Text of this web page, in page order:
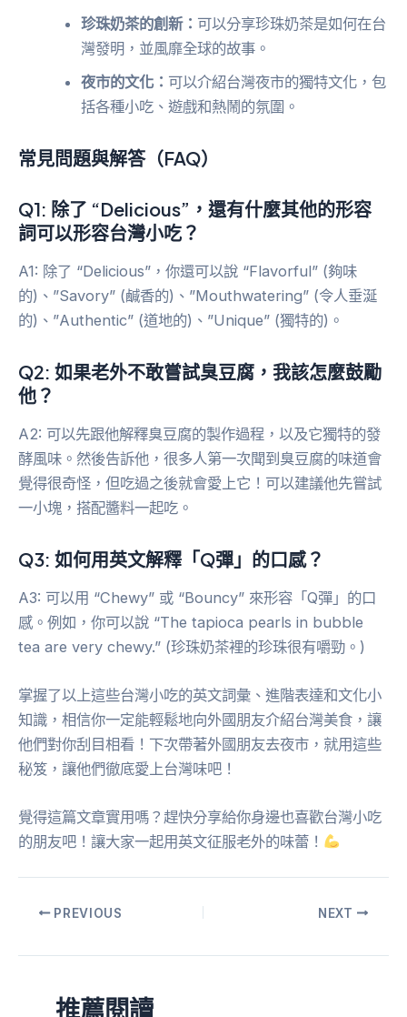
珍珠奶茶的創新： 可以分享珍珠奶茶是如何在台
灣發明，並風靡全球的故事。
夜市的文化： 可以介紹台灣夜市的獨特文化，包
括各種小吃、遊戲和熱鬧的氛圍。
常見問題與解答（FAQ）
Q1: 除了 “Delicious”，還有什麼其他的形容
詞可以形容台灣小吃？
A1: 除了 “Delicious”，你還可以說 “Flavorful” (夠味
的)、”Savory” (鹹香的)、”Mouthwatering” (令人垂涎
的)、”Authentic” (道地的)、”Unique” (獨特的)。
Q2: 如果老外不敢嘗試臭豆腐，我該怎麼鼓勵
他？
A2: 可以先跟他解釋臭豆腐的製作過程，以及它獨特的發
酵風味。然後告訴他，很多人第一次聞到臭豆腐的味道會
覺得很奇怪，但吃過之後就會愛上它！可以建議他先嘗試
一小塊，搭配醬料一起吃。
Q3: 如何用英文解釋「Q彈」的口感？
A3: 可以用 “Chewy” 或 “Bouncy” 來形容「Q彈」的口
感。例如，你可以說 “The tapioca pearls in bubble
tea are very chewy.” (珍珠奶茶裡的珍珠很有嚼勁。)
掌握了以上這些台灣小吃的英文詞彙、進階表達和文化小
知識，相信你一定能輕鬆地向外國朋友介紹台灣美食，讓
他們對你刮目相看！下次帶著外國朋友去夜市，就用這些
秘笈，讓他們徹底愛上台灣味吧！
覺得這篇文章實用嗎？趕快分享給你身邊也喜歡台灣小吃
的朋友吧！讓大家一起用英文征服老外的味蕾！
PREVIOUS NEXT
推薦閱讀